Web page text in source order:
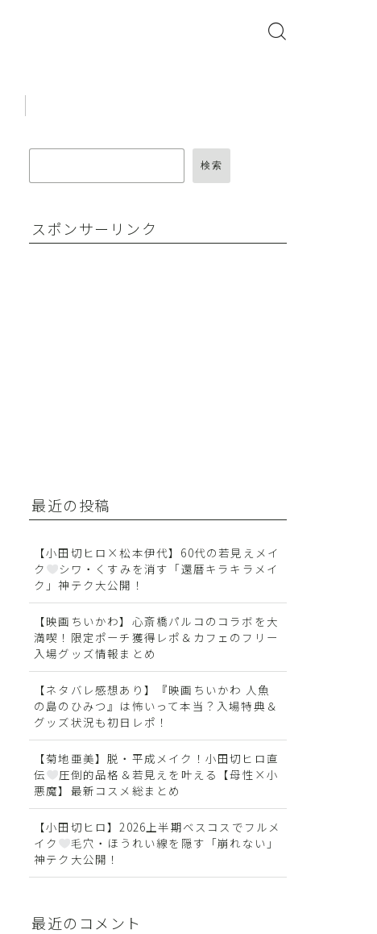
検索
スポンサーリンク
最近の投稿
【小田切ヒロ×松本伊代】60代の若見えメイ
ク
シワ・くすみを消す「還暦キラキラメイ
ク」神テク大公開！
【映画ちいかわ】心斎橋パルコのコラボを大
満喫！限定ポーチ獲得レポ＆カフェのフリー
入場グッズ情報まとめ
【ネタバレ感想あり】『映画ちいかわ 人魚
の島のひみつ』は怖いって本当？入場特典＆
グッズ状況も初日レポ！
【菊地亜美】脱・平成メイク！小田切ヒロ直
伝
圧倒的品格＆若見えを叶える【母性×小
悪魔】最新コスメ総まとめ
【小田切ヒロ】2026上半期ベスコスでフルメ
イク
毛穴・ほうれい線を隠す「崩れない」
神テク大公開！
最近のコメント